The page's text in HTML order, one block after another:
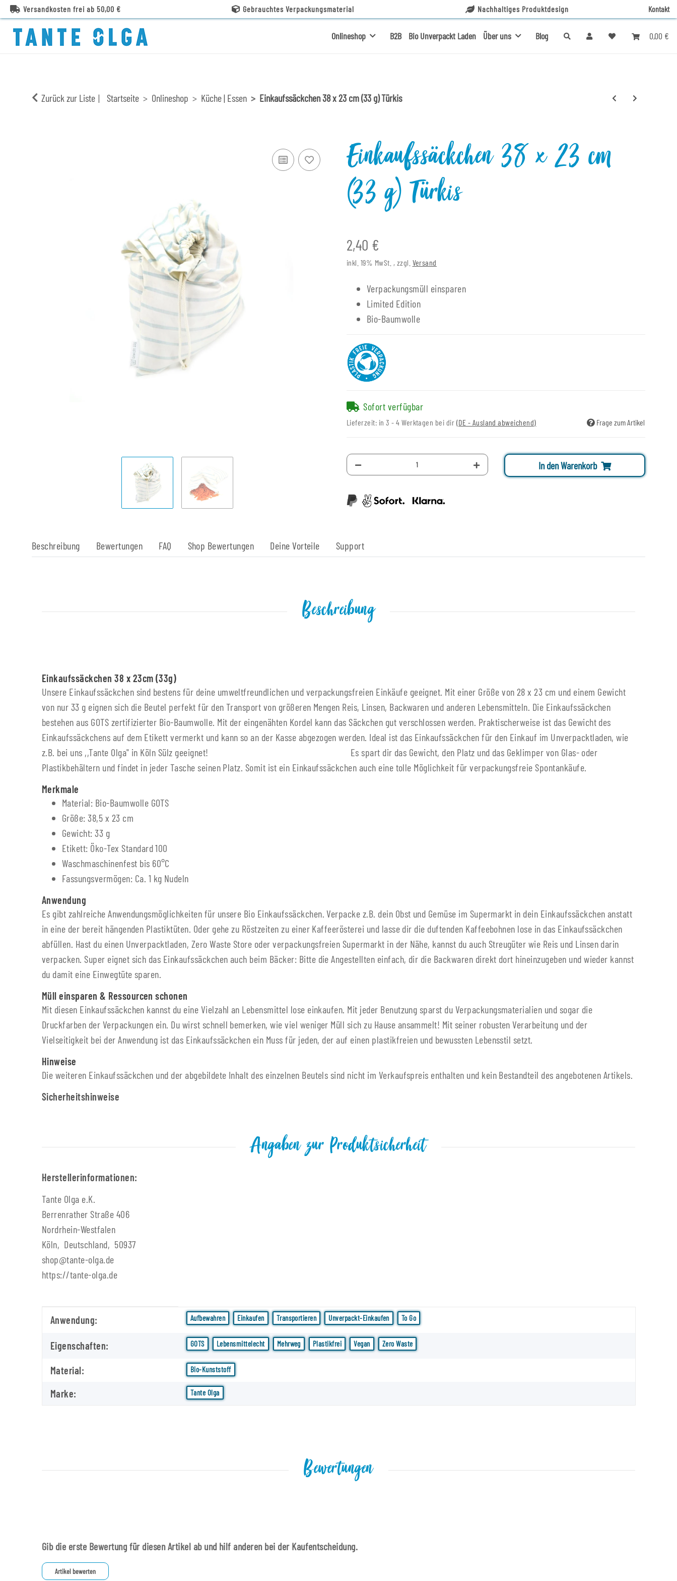
Versandkosten frei ab 50,00 € Gebrauchtes Verpackungsmaterial Nachhaltiges Produktdesign Kontakt
0,00 €
Onlineshop B2B Bio Unverpackt Laden Über uns Blog
Zurück zur Liste Startseite Onlineshop Küche | Essen Einkaufssäckchen 38 x 23 cm (33 g) Türkis
Einkaufssäckchen 38 x 23 cm
(33 g) Türkis
2,40 €
inkl. 19% MwSt. , zzgl. Versand
Verpackungsmüll einsparen
Limited Edition
Bio-Baumwolle
Sofort verfügbar
Lieferzeit: in 3 - 4 Werktagen bei dir (DE - Ausland abweichend) Frage zum Artikel
In den Warenkorb
Beschreibung Bewertungen FAQ Shop Bewertungen Deine Vorteile Support
Beschreibung
Einkaufssäckchen 38 x 23cm (33g)
Unsere Einkaufssäckchen sind bestens für deine umweltfreundlichen und verpackungsfreien Einkäufe geeignet. Mit einer Größe von 28 x 23 cm und einem Gewicht
von nur 33 g eignen sich die Beutel perfekt für den Transport von größeren Mengen Reis, Linsen, Backwaren und anderen Lebensmitteln. Die Einkaufssäckchen
bestehen aus GOTS zertifizierter Bio-Baumwolle. Mit der eingenähten Kordel kann das Säckchen gut verschlossen werden. Praktischerweise ist das Gewicht des
Einkaufssäckchens auf dem Etikett vermerkt und kann so an der Kasse abgezogen werden. Ideal ist das Einkaufssäckchen für den Einkauf im Unverpacktladen, wie
z.B. bei uns ,,Tante Olga" in Köln Sülz geeignet! Es spart dir das Gewicht, den Platz und das Geklimper von Glas- oder
Plastikbehältern und findet in jeder Tasche seinen Platz. Somit ist ein Einkaufssäckchen auch eine tolle Möglichkeit für verpackungsfreie Spontankäufe.
Merkmale
Material: Bio-Baumwolle GOTS
Größe: 38,5 x 23 cm
Gewicht: 33 g
Etikett: Öko-Tex Standard 100
Waschmaschinenfest bis 60°C
Fassungsvermögen: Ca. 1 kg Nudeln
Anwendung
Es gibt zahlreiche Anwendungsmöglichkeiten für unsere Bio Einkaufssäckchen. Verpacke z.B. dein Obst und Gemüse im Supermarkt in dein Einkaufssäckchen anstatt
in eine der bereit hängenden Plastiktüten. Oder gehe zu Röstzeiten zu einer Kaffeerösterei und lasse dir die duftenden Kaffeebohnen lose in das Einkaufssäckchen
abfüllen. Hast du einen Unverpacktladen, Zero Waste Store oder verpackungsfreien Supermarkt in der Nähe, kannst du auch Streugüter wie Reis und Linsen darin
verpacken. Super eignet sich das Einkaufssäckchen auch beim Bäcker: Bitte die Angestellten einfach, dir die Backwaren direkt dort hineinzugeben und wieder kannst
du damit eine Einwegtüte sparen.
Müll einsparen & Ressourcen schonen
Mit diesen Einkaufssäckchen kannst du eine Vielzahl an Lebensmittel lose einkaufen. Mit jeder Benutzung sparst du Verpackungsmaterialien und sogar die
Druckfarben der Verpackungen ein. Du wirst schnell bemerken, wie viel weniger Müll sich zu Hause ansammelt! Mit seiner robusten Verarbeitung und der
Vielseitigkeit bei der Anwendung ist das Einkaufssäckchen ein Muss für jeden, der auf einen plastikfreien und bewussten Lebensstil setzt.
Hinweise
Die weiteren Einkaufssäckchen und der abgebildete Inhalt des einzelnen Beutels sind nicht im Verkaufspreis enthalten und kein Bestandteil des angebotenen Artikels.
Sicherheitshinweise
Angaben zur Produktsicherheit
Herstellerinformationen:
Tante Olga e.K.
Berrenrather Straße 406
Nordrhein-Westfalen
Köln, Deutschland, 50937
shop@tante-olga.de
https://tante-olga.de
Produkteigenschaft
Wert
Anwendung: Aufbewahren Einkaufen Transportieren Unverpackt-Einkaufen To Go
Eigenschaften: GOTS Lebensmittelecht Mehrweg Plastikfrei Vegan Zero Waste
Material: Bio-Kunststoff
Marke: Tante Olga
Bewertungen
Gib die erste Bewertung für diesen Artikel ab und hilf anderen bei der Kaufentscheidung.
Artikel bewerten